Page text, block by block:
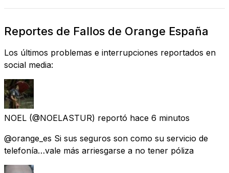
Reportes de Fallos de Orange España
Los últimos problemas e interrupciones reportados en
social media:
NOEL (@NOELASTUR) reportó hace 6 minutos
@orange_es Si sus seguros son como su servicio de
telefonía…vale más arriesgarse a no tener póliza